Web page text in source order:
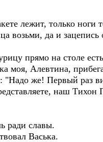
лежит, только ноги
возьми, да и
прямо на столе
Алевтина,
"Надо же! Первый раз
наш
ради славы.
Васька.